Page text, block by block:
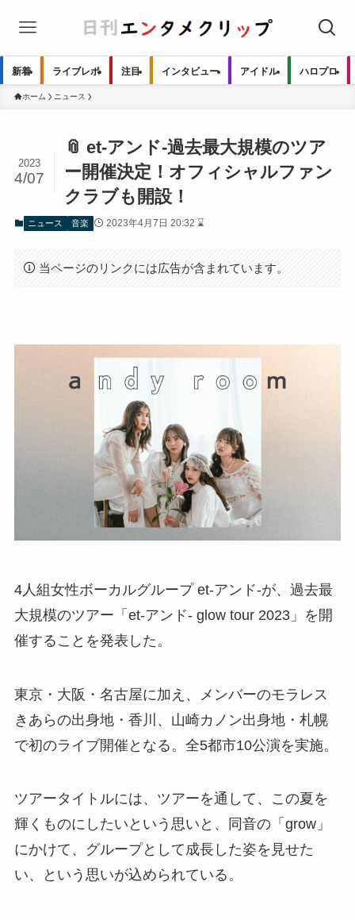
新着 ライブレポ 注目 インタビュー アイドル ハロプロ
ホーム ニュース
📎 et-アンド-過去最大規模のツア
ー開催決定！オフィシャルファン
クラブも開設！
2023
4/07
ニュース 音楽 2023年4月7日 20:32 ⌛
当ページのリンクには広告が含まれています。
4人組女性ボーカルグループ et-アンド-が、過去最
大規模のツアー「et-アンド- glow tour 2023」を開
催することを発表した。
東京・大阪・名古屋に加え、メンバーのモラレス
きあらの出身地・香川、山崎カノン出身地・札幌
で初のライブ開催となる。全5都市10公演を実施。
ツアータイトルには、ツアーを通して、この夏を
輝くものにしたいという思いと、同音の「grow」
にかけて、グループとして成長した姿を見せた
い、という思いが込められている。